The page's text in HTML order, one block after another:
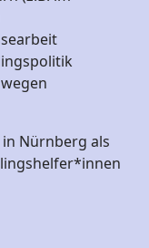
Nürnberg als